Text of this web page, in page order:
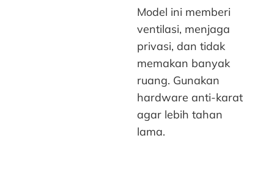
Model ini memberi
ventilasi, menjaga
privasi, dan tidak
memakan banyak
ruang. Gunakan
hardware anti-karat
agar lebih tahan
lama.